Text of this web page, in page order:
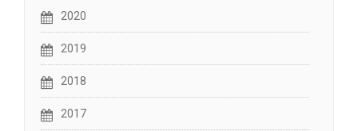
2020
2019
2018
2017